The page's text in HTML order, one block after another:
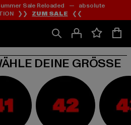
Zum
Inhalt
springen
Zum
Fußzeile
springen
Sale Reloaded — absolute
❯❯ ZUM SALE ❮❮
DEINE GRÖSSE
Zum
Produktraster
springen